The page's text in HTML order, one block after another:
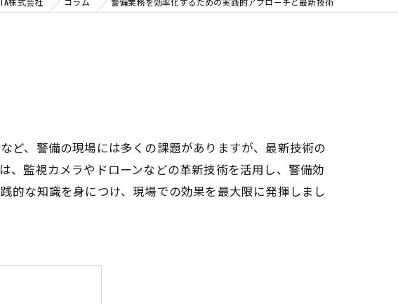
ど、警備の現場には多くの課題がありますが、最新技術の
、監視カメラやドローンなどの革新技術を活用し、警備効
的な知識を身につけ、現場での効果を最大限に発揮しまし